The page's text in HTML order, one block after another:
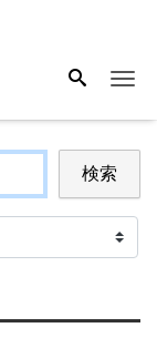
検索